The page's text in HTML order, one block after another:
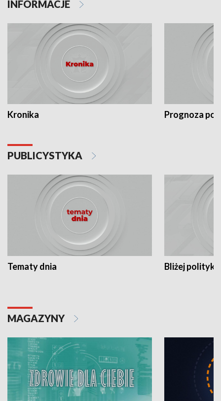
INFORMACJE
Kronika Prognoza
PUBLICYSTYKA
Tematy dnia Bliżej polityki
MAGAZYNY